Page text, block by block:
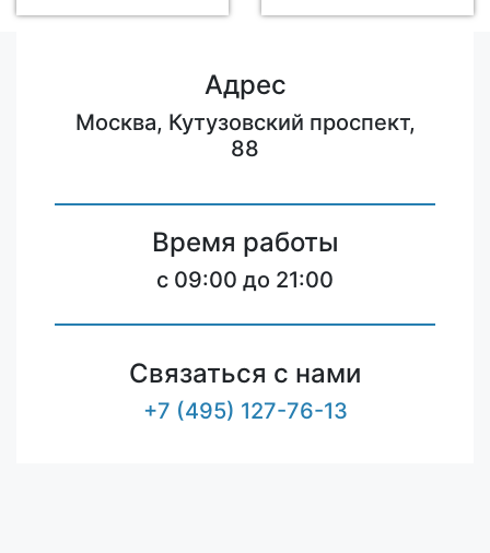
Адрес
Москва, Кутузовский проспект,
88
Время работы
c 09:00 до 21:00
Связаться с нами
+7 (495) 127-76-13